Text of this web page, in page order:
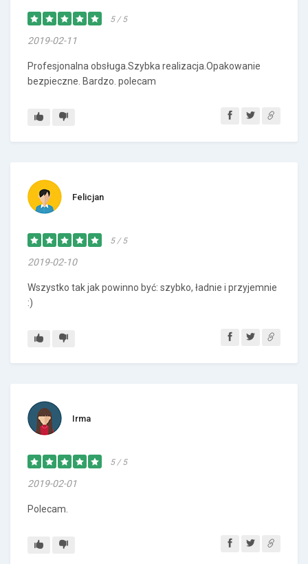
5 / 5
2019-02-11
Profesjonalna obsługa.Szybka realizacja.Opakowanie
bezpieczne. Bardzo. polecam
Felicjan
5 / 5
2019-02-10
Wszystko tak jak powinno być: szybko, ładnie i przyjemnie
:)
Irma
5 / 5
2019-02-01
Polecam.